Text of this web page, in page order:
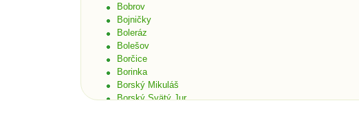
Bobrov
Bojničky
Boleráz
Bolešov
Borčice
Borinka
Borský Mikuláš
Borský Svätý Jur